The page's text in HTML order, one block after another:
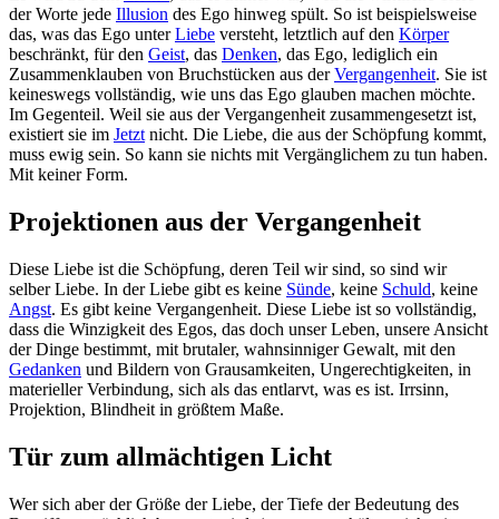
der Worte jede Illusion des Ego hinweg spült. So ist beispielsweise
das, was das Ego unterLiebe versteht, letztlich auf den Körper
beschränkt, für den Geist, das Denken, das Ego, lediglich ein
Zusammenklauben von Bruchstücken aus derVergangenheit. Sie ist
keineswegs vollständig, wie uns das Ego glauben machen möchte.
Im Gegenteil. Weil sie aus der Vergangenheit zusammengesetzt ist,
existiert sie im Jetzt nicht. Die Liebe, die aus der Schöpfung kommt,
muss ewig sein. So kann sie nichts mit Vergänglichem zu tun haben.
Mit keiner Form.
Projektionen aus der Vergangenheit
Diese Liebe ist die Schöpfung, deren Teil wir sind, so sind wir
selber Liebe. In der Liebe gibt es keine Sünde, keine Schuld, keine
Angst. Es gibt keine Vergangenheit. Diese Liebe ist so vollständig,
dass die Winzigkeit des Egos, das doch unser Leben, unsere Ansicht
der Dinge bestimmt, mit brutaler, wahnsinniger Gewalt, mit den
Gedanken und Bildern von Grausamkeiten, Ungerechtigkeiten, in
materieller Verbindung, sich als das entlarvt, was es ist. Irrsinn,
Projektion, Blindheit in größtem Maße.
Tür zum allmächtigen Licht
Wer sich aber der Größe der Liebe, der Tiefe der Bedeutung des